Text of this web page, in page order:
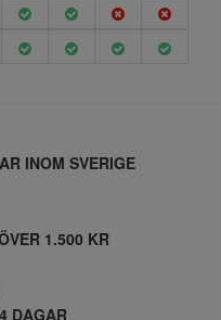
INOM SVERIGE
1.500 KR
DAGAR